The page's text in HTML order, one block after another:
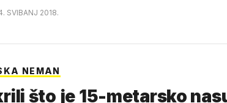
SVIBANJ 2018.
NEMAN
što je 15-metarsko